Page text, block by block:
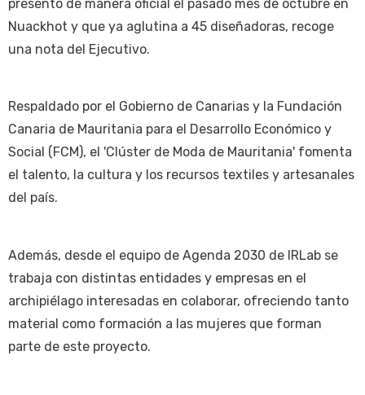
presentó de manera oficial el pasado mes de octubre en
Nuackhot y que ya aglutina a 45 diseñadoras, recoge
una nota del Ejecutivo.
Respaldado por el Gobierno de Canarias y la Fundación
Canaria de Mauritania para el Desarrollo Económico y
Social (FCM), el 'Clúster de Moda de Mauritania' fomenta
el talento, la cultura y los recursos textiles y artesanales
del país.
Además, desde el equipo de Agenda 2030 de IRLab se
trabaja con distintas entidades y empresas en el
archipiélago interesadas en colaborar, ofreciendo tanto
material como formación a las mujeres que forman
parte de este proyecto.